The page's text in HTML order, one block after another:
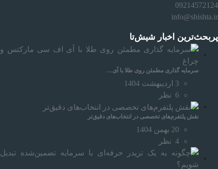
09214572124
info@shishta.ir
پربحث‌ترین اخبار شیش‌تا
سرمایه‌ گذاری مطمئن روی طلا با آی…
3 اردیبهشت 1404
6 نظر
نقش پلتفرم‌های تخصصی در انتخاب‌های دقیق‌تر
20 بهمن 1404
4 نظر